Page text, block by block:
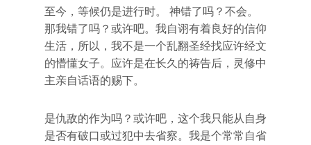
至今，等候仍是进行时。 神错了吗？不会。
那我错了吗？或许吧。我自诩有着良好的信仰
生活，所以，我不是一个乱翻圣经找应许经文
的懵懂女子。应许是在长久的祷告后，灵修中
主亲自话语的赐下。
是仇敌的作为吗？或许吧，这个我只能从自身
是否有破口或过犯中去省察。我是个常常自省